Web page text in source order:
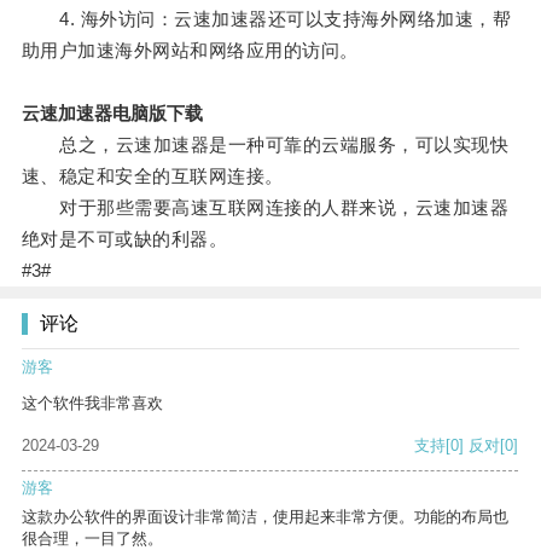
4. 海外访问：云速加速器还可以支持海外网络加速，帮
助用户加速海外网站和网络应用的访问。
云速加速器电脑版下载
总之，云速加速器是一种可靠的云端服务，可以实现快
速、稳定和安全的互联网连接。
对于那些需要高速互联网连接的人群来说，云速加速器
绝对是不可或缺的利器。
#3#
评论
游客
这个软件我非常喜欢
2024-03-29 支持[0] 反对[0]
游客
这款办公软件的界面设计非常简洁，使用起来非常方便。功能的布局也
很合理，一目了然。